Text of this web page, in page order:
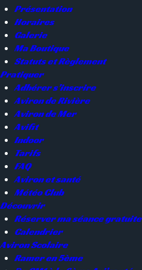
Présentation
Horaires
Galerie
Ma Boutique
Statuts et Règlement
Pratiquer
Adhérer s’inscrire
Aviron de Rivière
Aviron de Mer
Avifit
Indoor
Tarifs
FAQ
Aviron et santé
Météo Club
Découvrir
Réserver ma séance gratuite
Calendrier
Aviron Scolaire
Ramer en 5ème